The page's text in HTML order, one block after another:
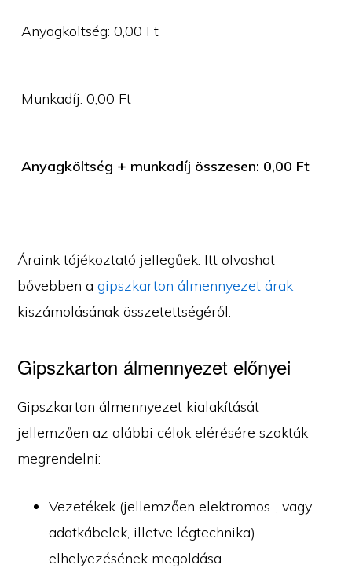
Anyagköltség:0,00 Ft
Munkadíj:0,00 Ft
Anyagköltség + munkadíj összesen: 0,00 Ft
Áraink tájékoztató jellegűek. Itt olvashat
bővebben agipszkarton álmennyezet árak
kiszámolásának összetettségéről.
Gipszkarton álmennyezet előnyei
Gipszkarton álmennyezet kialakítását
jellemzően az alábbi célok elérésére szokták
megrendelni:
Vezetékek (jellemzően elektromos-, vagy
adatkábelek, illetve légtechnika)
elhelyezésének megoldása